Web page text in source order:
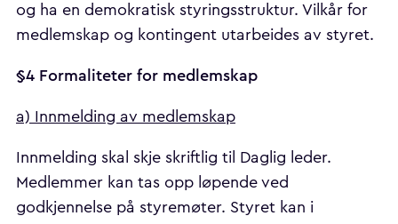
og ha en demokratisk styringsstruktur. Vilkår for
medlemskap og kontingent utarbeides av styret.
§4 Formaliteter for medlemskap
a) Innmelding av medlemskap
Innmelding skal skje skriftlig til Daglig leder.
Medlemmer kan tas opp løpende ved
godkjennelse på styremøter. Styret kan i